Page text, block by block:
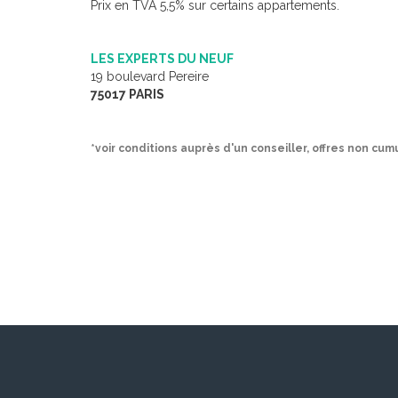
Prix en TVA 5,5% sur certains appartements.
LES EXPERTS DU NEUF
19 boulevard Pereire
75017 PARIS
*voir conditions auprès d'un conseiller, offres non